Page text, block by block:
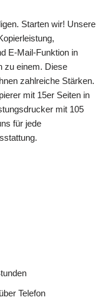
Starten wir! Unsere
E-Mail-Funktion in
zu einem. Diese
zahlreiche Stärken.
mit 15er Seiten in
mit 105
für jede
Telefon